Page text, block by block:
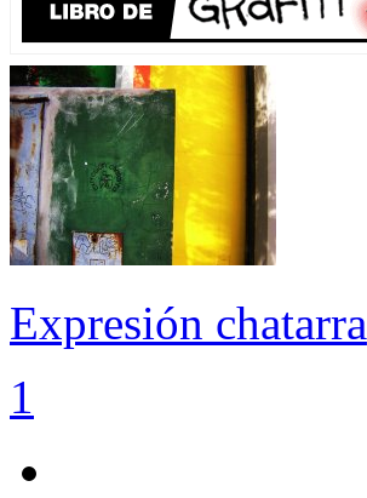
Expresión chatarra
1